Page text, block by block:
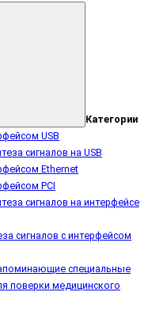
Категории
USB
сигналов на USB
Ethernet
PCI
сигналов на интерфейсе
сигналов с интерфейсом
специальные
поверки медицинского